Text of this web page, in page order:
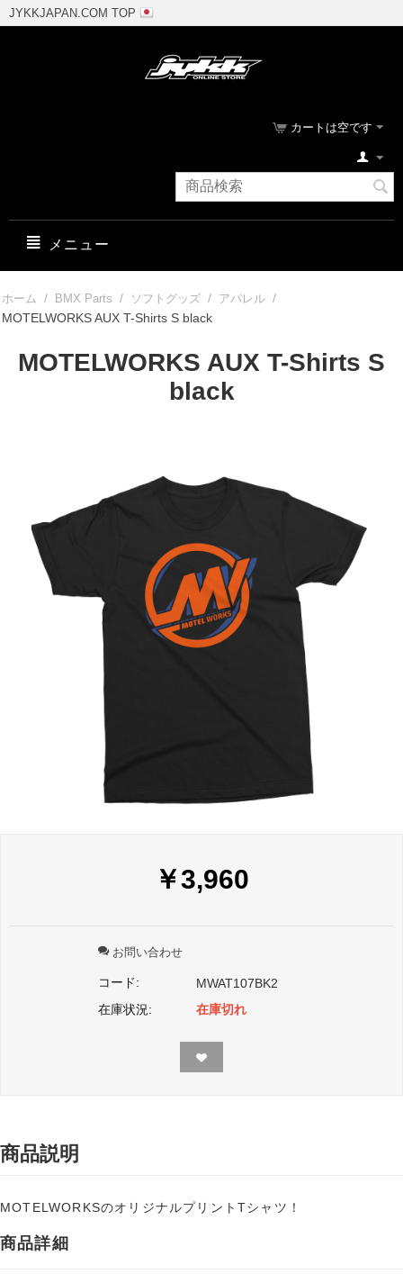
JYKKJAPAN.COM TOP
カートは空です
メニュー
ホーム / BMX Parts / ソフトグッズ / アパレル /
MOTELWORKS AUX T-Shirts S black
MOTELWORKS AUX T-Shirts S
black
￥3,960
お問い合わせ
コード:
MWAT107BK2
在庫状況:
在庫切れ
商品説明
MOTELWORKSのオリジナルプリントTシャツ！
商品詳細